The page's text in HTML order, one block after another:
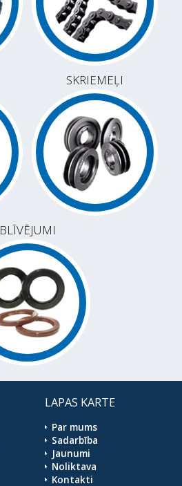
SKRIEMEĻI
BLĪVĒJUMI
LAPAS KARTE
Par mums
Sadarbība
Jaunumi
Noliktava
Kontakti